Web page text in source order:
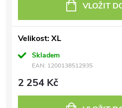
VLOŽIT
Velikost: XL
Skladem
EAN: 1200138512935
2 254 Kč